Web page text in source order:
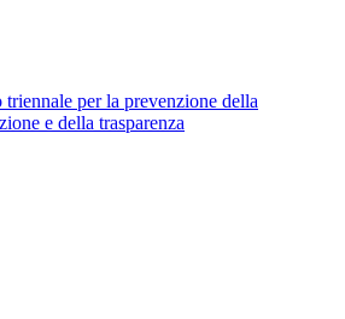
triennale per la prevenzione della
e della trasparenza